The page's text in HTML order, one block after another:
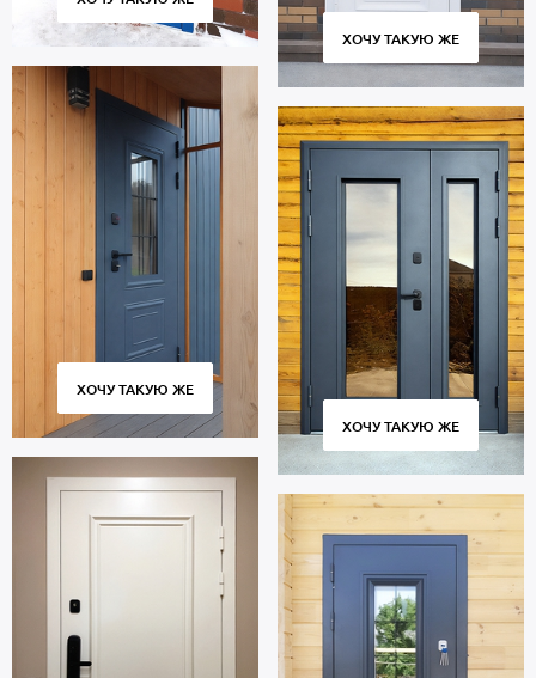
обеспечивают плотное прилегание створки к коробке без
провисания и щелей.
Стоимость указана за стандартный размер 2000х800 мм.
Гарантия 5 лет.
Позвоните в отдел продаж или оставьте заявку на сайте, чтобы
приобрести дверь под ваш размер. Бесплатный вызов
замерщика. Изготовление от 2 дн. Аккуратная доставка по
Москве и МО, монтаж.
ХОЧУ ТАКУЮ ЖЕ
ХОЧУ ТАКУЮ ЖЕ
ХОЧУ ТАКУЮ ЖЕ